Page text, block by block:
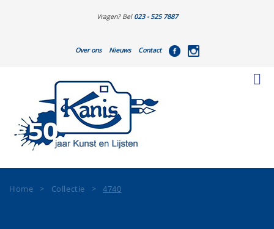
Vragen? Bel 023 - 525 7887
Over ons Nieuws Contact
Home > Collectie >4740